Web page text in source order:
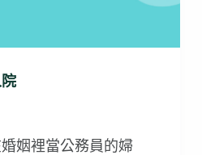
姻裡當公務員的婦